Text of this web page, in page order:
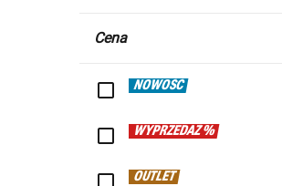
Cena
NOWOŚĆ
WYPRZEDAŻ %
OUTLET